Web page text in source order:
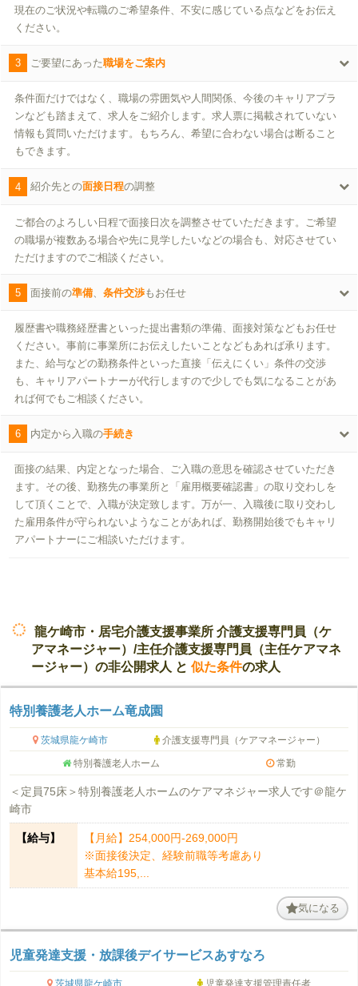
現在のご状況や転職のご希望条件、不安に感じている点などをお伝え
ください。
3 ご要望にあった職場をご案内
条件面だけではなく、職場の雰囲気や人間関係、今後のキャリアプラ
ンなども踏まえて、求人をご紹介します。求人票に掲載されていない
情報も質問いただけます。もちろん、希望に合わない場合は断ること
もできます。
4 紹介先との面接日程の調整
ご都合のよろしい日程で面接日次を調整させていただきます。ご希望
の職場が複数ある場合や先に見学したいなどの場合も、対応させてい
ただけますのでご相談ください。
5 面接前の準備、 条件交渉もお任せ
履歴書や職務経歴書といった提出書類の準備、面接対策などもお任せ
ください。事前に事業所にお伝えしたいことなどもあれば承ります。
また、給与などの勤務条件といった直接「伝えにくい」条件の交渉
も、キャリアパートナーが代行しますので少しでも気になることがあ
れば何でもご相談ください。
6 内定から入職の手続き
面接の結果、内定となった場合、ご入職の意思を確認させていただき
ます。その後、勤務先の事業所と「雇用概要確認書」の取り交わしを
して頂くことで、入職が決定致します。万が一、入職後に取り交わし
た雇用条件が守られないようなことがあれば、勤務開始後でもキャリ
アパートナーにご相談いただけます。
龍ケ崎市・居宅介護支援事業所 介護支援専門員（ケ
アマネージャー）/主任介護支援専門員（主任ケアマネ
ージャー）の非公開求人 と 似た条件の求人
特別養護老人ホーム竜成園
茨城県龍ケ崎市 介護支援専門員（ケアマネージャー）
特別養護老人ホーム 常勤
＜定員75床＞特別養護老人ホームのケアマネジャー求人です＠龍ケ
崎市
【給与】
【月給】254,000円-269,000円
※面接後決定、経験前職等考慮あり
基本給195,...
気になる
児童発達支援・放課後デイサービスあすなろ
茨城県龍ケ崎市 児童発達支援管理責任者